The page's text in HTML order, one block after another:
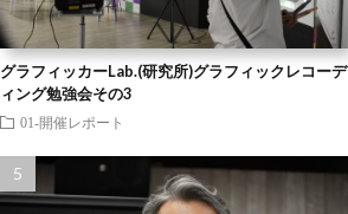
グラフィッカーLab.(研究所)グラフィックレコーデ
ィング勉強会その3
01-開催レポート